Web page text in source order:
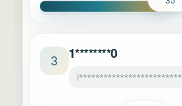
3 1********0